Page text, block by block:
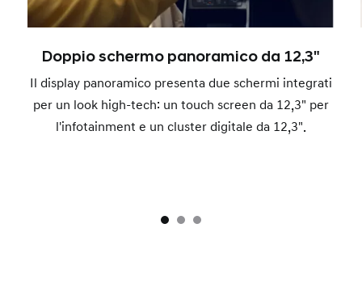
Doppio schermo panoramico da 12,3"
Il display panoramico presenta due schermi integrati
per un look high-tech: un touch screen da 12,3" per
l'infotainment e un cluster digitale da 12,3".